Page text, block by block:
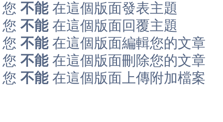
您 不能在這個版面發表主題
您 不能在這個版面回覆主題
您 不能在這個版面編輯您的文章
您 不能在這個版面刪除您的文章
您 不能在這個版面上傳附加檔案